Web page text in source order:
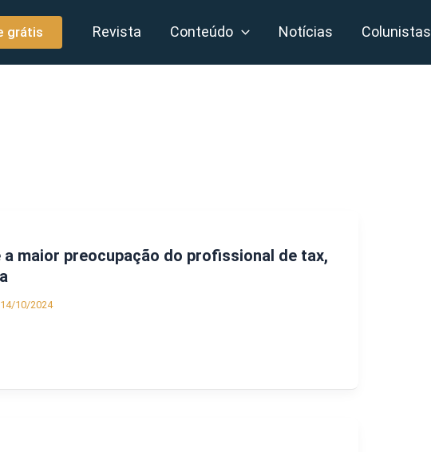
grátis Revista Conteúdo Notícias Colunistas
a maior preocupação do profissional de tax,
14/10/2024